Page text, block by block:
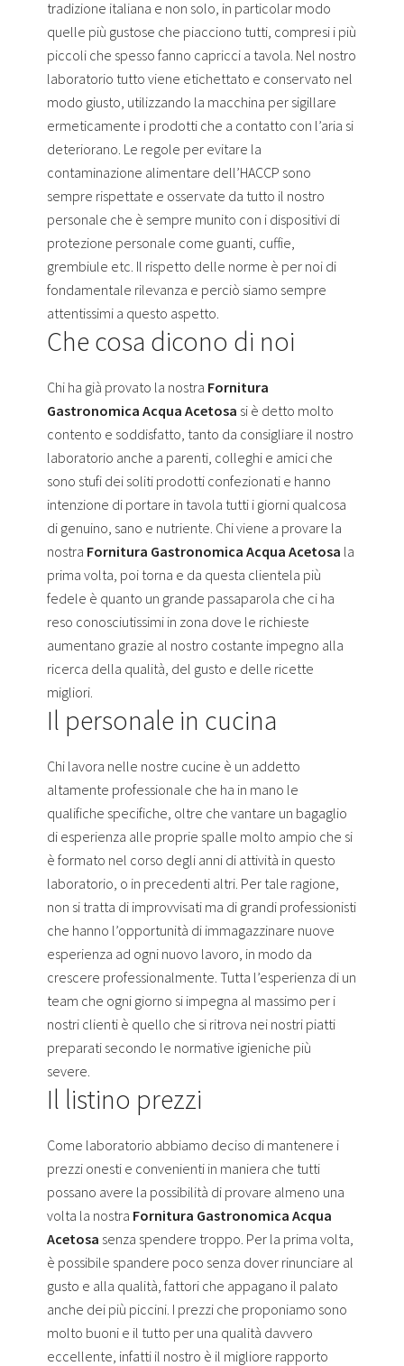
tradizione italiana e non solo, in particolar modo
quelle più gustose che piacciono tutti, compresi i più
piccoli che spesso fanno capricci a tavola. Nel nostro
laboratorio tutto viene etichettato e conservato nel
modo giusto, utilizzando la macchina per sigillare
ermeticamente i prodotti che a contatto con l’aria si
deteriorano. Le regole per evitare la
contaminazione alimentare dell’HACCP sono
sempre rispettate e osservate da tutto il nostro
personale che è sempre munito con i dispositivi di
protezione personale come guanti, cuffie,
grembiule etc. Il rispetto delle norme è per noi di
fondamentale rilevanza e perciò siamo sempre
attentissimi a questo aspetto.
Che cosa dicono di noi
Chi ha già provato la nostra Fornitura
Gastronomica Acqua Acetosa si è detto molto
contento e soddisfatto, tanto da consigliare il nostro
laboratorio anche a parenti, colleghi e amici che
sono stufi dei soliti prodotti confezionati e hanno
intenzione di portare in tavola tutti i giorni qualcosa
di genuino, sano e nutriente. Chi viene a provare la
nostra Fornitura Gastronomica Acqua Acetosa la
prima volta, poi torna e da questa clientela più
fedele è quanto un grande passaparola che ci ha
reso conosciutissimi in zona dove le richieste
aumentano grazie al nostro costante impegno alla
ricerca della qualità, del gusto e delle ricette
migliori.
Il personale in cucina
Chi lavora nelle nostre cucine è un addetto
altamente professionale che ha in mano le
qualifiche specifiche, oltre che vantare un bagaglio
di esperienza alle proprie spalle molto ampio che si
è formato nel corso degli anni di attività in questo
laboratorio, o in precedenti altri. Per tale ragione,
non si tratta di improvvisati ma di grandi professionisti
che hanno l’opportunità di immagazzinare nuove
esperienza ad ogni nuovo lavoro, in modo da
crescere professionalmente. Tutta l’esperienza di un
team che ogni giorno si impegna al massimo per i
nostri clienti è quello che si ritrova nei nostri piatti
preparati secondo le normative igieniche più
severe.
Il listino prezzi
Come laboratorio abbiamo deciso di mantenere i
prezzi onesti e convenienti in maniera che tutti
possano avere la possibilità di provare almeno una
volta la nostra Fornitura Gastronomica Acqua
Acetosa senza spendere troppo. Per la prima volta,
è possibile spandere poco senza dover rinunciare al
gusto e alla qualità, fattori che appagano il palato
anche dei più piccini. I prezzi che proponiamo sono
molto buoni e il tutto per una qualità davvero
eccellente, infatti il nostro è il migliore rapporto